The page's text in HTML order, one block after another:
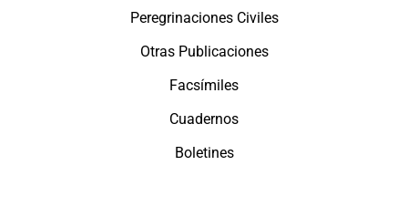
Peregrinaciones Civiles
Otras Publicaciones
Facsímiles
Cuadernos
Boletines